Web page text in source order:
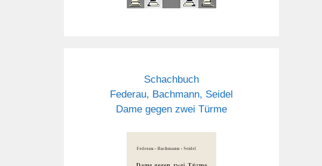
Schachbuch
Federau, Bachmann, Seidel
Dame gegen zwei Türme